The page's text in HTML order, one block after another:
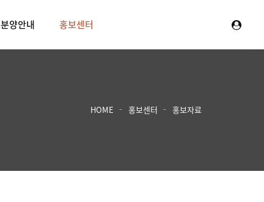
분양안내 홍보센터
HOME 홍보센터 홍보자료